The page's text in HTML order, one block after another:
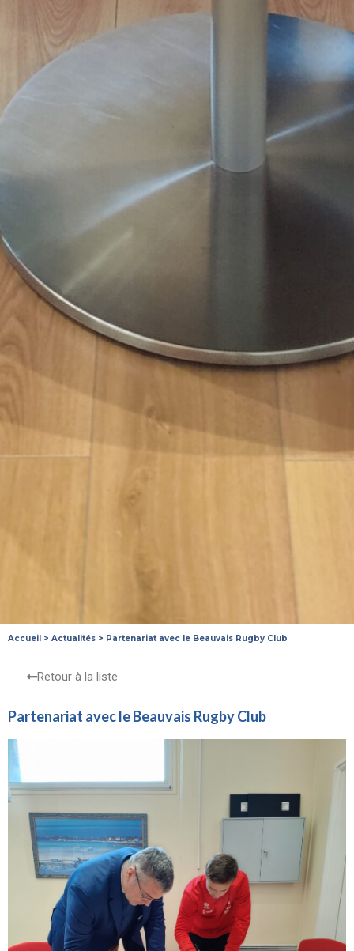
Accueil > Actualités > Partenariat avec le Beauvais Rugby Club
Retour à la liste
Partenariat avec le Beauvais Rugby Club